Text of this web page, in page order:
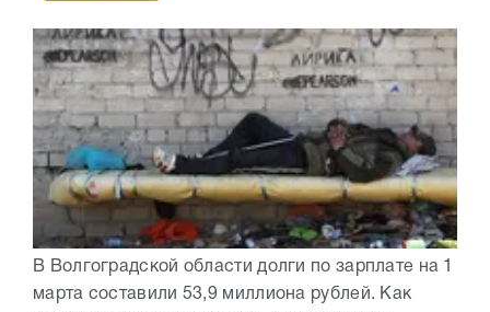
В Волгоградской области долги по зарплате на 1
марта составили 53,9 миллиона рублей. Как